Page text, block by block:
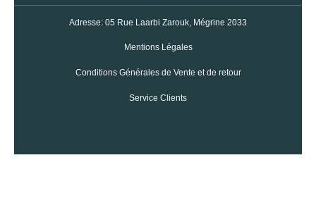
Adresse: 05 Rue Laarbi Zarouk, Mégrine 2033
Mentions Légales
Conditions Générales de Vente et de retour
Service Clients